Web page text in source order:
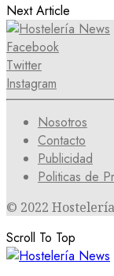
Next Article
Facebook
Twitter
Instagram
Nosotros
Contacto
Publicidad
Politicas de
© 2022
Scroll To Top